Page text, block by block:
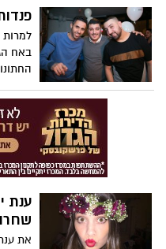
למרות
מור)
ענת
את